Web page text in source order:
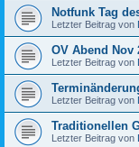
Notfunk Tag
Letzter Beitrag von
OV Abend Nov
Letzter Beitrag von
Letzter Beitrag von
Traditionellen
Letzter Beitrag von